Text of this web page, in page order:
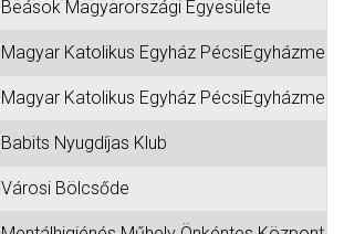
Beások Magyarországi Egyesülete
Magyar Katolikus Egyház
Magyar Katolikus Egyház
Babits Nyugdíjas Klub
Városi Bölcsőde